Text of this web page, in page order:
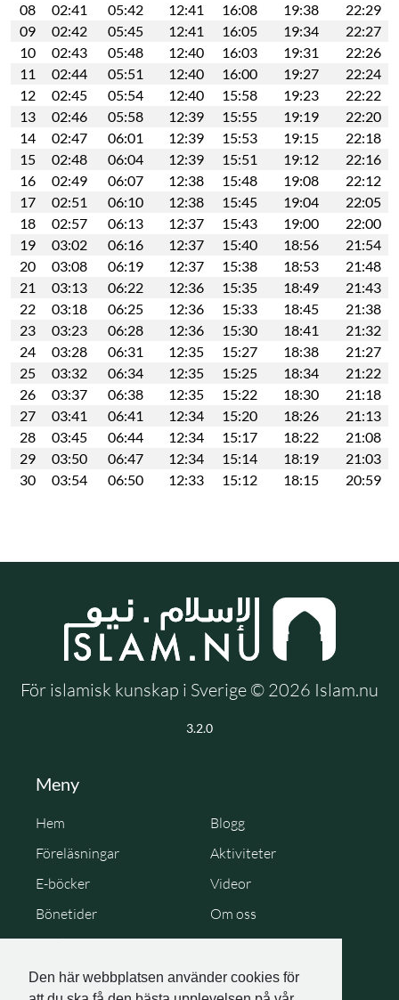
Den här webbplatsen använder cookies för
08
02:41 05:42 12:41 16:08 19:38
22:29
09
02:42 05:45 12:41 16:05 19:34
22:27
10
02:43 05:48 12:40 16:03 19:31
22:26
11
02:44 05:51 12:40 16:00 19:27
22:24
12
02:45 05:54 12:40 15:58 19:23
22:22
13
02:46 05:58 12:39 15:55 19:19
22:20
14
02:47 06:01 12:39 15:53 19:15
22:18
15
02:48 06:04 12:39 15:51 19:12
22:16
16
02:49 06:07 12:38 15:48 19:08
22:12
17
02:51 06:10 12:38 15:45 19:04
22:05
18
02:57 06:13 12:37 15:43 19:00
22:00
19
03:02 06:16 12:37 15:40 18:56
21:54
20
03:08 06:19 12:37 15:38 18:53
21:48
21
03:13 06:22 12:36 15:35 18:49
21:43
22
03:18 06:25 12:36 15:33 18:45
21:38
23
03:23 06:28 12:36 15:30 18:41
21:32
24
03:28 06:31 12:35 15:27 18:38
21:27
25
03:32 06:34 12:35 15:25 18:34
21:22
26
03:37 06:38 12:35 15:22 18:30
21:18
27
03:41 06:41 12:34 15:20 18:26
21:13
28
03:45 06:44 12:34 15:17 18:22
21:08
29
03:50 06:47 12:34 15:14 18:19
21:03
30
03:54 06:50 12:33 15:12 18:15 20:59
För islamisk kunskap i Sverige © 2026 Islam.nu
3.2.0
Meny
Hem
Blogg
Föreläsningar
Aktiviteter
E-böcker
Videor
Bönetider
Om oss
Cookie Policy
Personuppgiftspolicy